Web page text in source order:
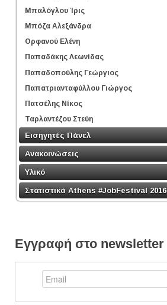
Μπαλόγλου Ίρις
Μπόζα Αλεξάνδρα
Ορφανού Ελένη
Παπαδάκης Λεωνίδας
Παπαδοπούλης Γεώργιος
Παπατριανταφύλλου Γιώργος
Πατσέλης Νίκος
Ταρλαντέζου Στεύη
Εισηγητές Πάνελ
Ανακοινώσεις
Υλικό
Στατιστικά Athens #JobFestival 2016
Εγγραφή στο newsletter